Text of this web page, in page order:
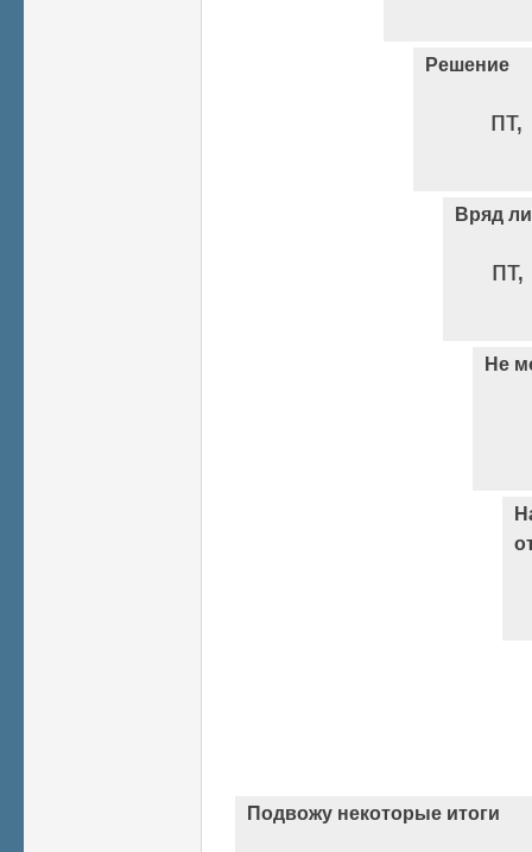
Решение
Вряд
Не
Подвожу некоторые итоги